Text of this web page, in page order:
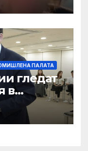
ПАЛАТА
гледат
в